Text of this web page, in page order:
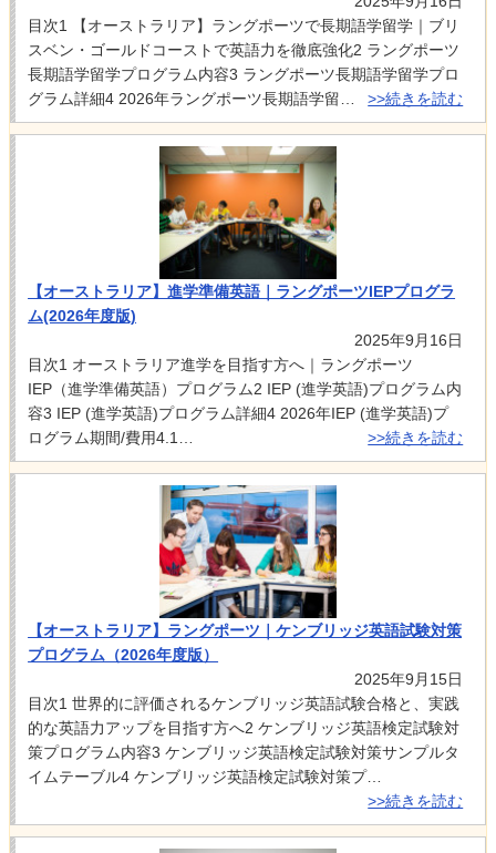
目次1 【オーストラリア】ラングポーツで長期語学留学｜ブリ
スベン・ゴールドコーストで英語力を徹底強化2 ラングポーツ
長期語学留学プログラム内容3 ラングポーツ長期語学留学プロ
グラム詳細4 2026年ラングポーツ長期語学留…
>>続きを読む
【オーストラリア】進学準備英語｜ラングポーツIEPプログラ
ム(2026年度版)
2025年9月16日
目次1 オーストラリア進学を目指す方へ｜ラングポーツ
IEP（進学準備英語）プログラム2 IEP (進学英語)プログラム内
容3 IEP (進学英語)プログラム詳細4 2026年IEP (進学英語)プ
ログラム期間/費用4.1…
>>続きを読む
【オーストラリア】ラングポーツ｜ケンブリッジ英語試験対策
プログラム（2026年度版）
2025年9月15日
目次1 世界的に評価されるケンブリッジ英語試験合格と、実践
的な英語力アップを目指す方へ2 ケンブリッジ英語検定試験対
策プログラム内容3 ケンブリッジ英語検定試験対策サンプルタ
イムテーブル4 ケンブリッジ英語検定試験対策プ…
>>続きを読む